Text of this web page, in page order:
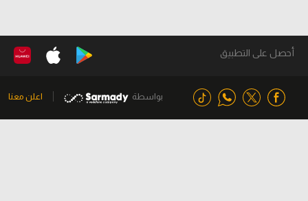
أحصل على التطبيق
بواسطة اعلن معنا